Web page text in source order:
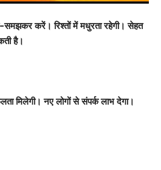
करें। रिश्तों में मधुरता रहेगी। सेहत
है।
मिलेगी। नए लोगों से संपर्क लाभ देगा।